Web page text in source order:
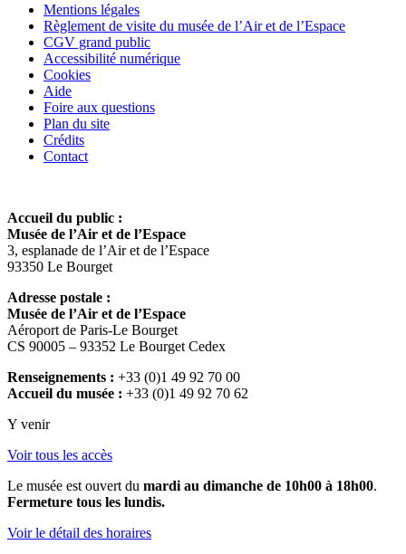
Mentions légales
Règlement de visite du musée de l’Air et de l’Espace
CGV grand public
Accessibilité numérique
Cookies
Aide
Foire aux questions
Plan du site
Crédits
Contact
Accueil du public :
Musée de l’Air et de l’Espace
3, esplanade de l’Air et de l’Espace
93350 Le Bourget
Adresse postale :
Musée de l’Air et de l’Espace
Aéroport de Paris-Le Bourget
CS 90005 – 93352 Le Bourget Cedex
Renseignements : +33 (0)1 49 92 70 00
Accueil du musée : +33 (0)1 49 92 70 62
Y venir
Voir tous les accès
Le musée est ouvert du mardi au dimanche de 10h00 à 18h00.
Fermeture tous les lundis.
Voir le détail des horaires